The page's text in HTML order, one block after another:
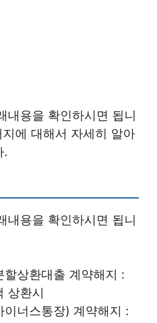
내용을 확인하시면 됩니
에 대해서 자세히 알아
.
내용을 확인하시면 됩니
할상환대출 계약해지 :
상환시
이너스통장) 계약해지 :